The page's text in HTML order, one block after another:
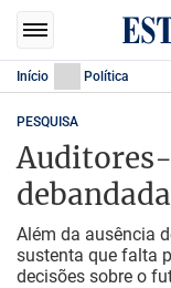
Início Política
PESQUISA
Além da ausência
sustenta que falta
decisões sobre o